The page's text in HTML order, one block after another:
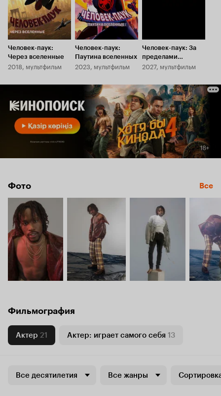
Человек-паук:
Через вселенные
2018, мультфильм
Человек-паук:
Паутина вселенных
2023, мультфильм
Человек-паук: За
пределами
Вселенной
2027, мультфильм
Фото Все
Фильмография
Актер 21 Актер: играет самого себя 13
Все десятилетия Все жанры